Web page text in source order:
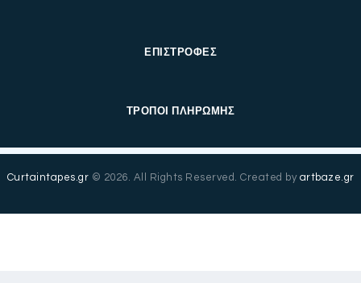
ΕΠΙΣΤΡΟΦΕΣ
ΤΡΟΠΟΙ ΠΛΗΡΩΜΗΣ
Curtaintapes.gr © 2026. All Rights Reserved. Created by artbaze.gr